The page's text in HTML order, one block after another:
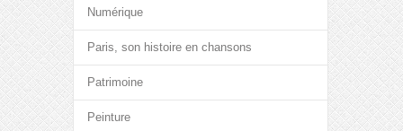
Numérique
Paris, son histoire en chansons
Patrimoine
Peinture